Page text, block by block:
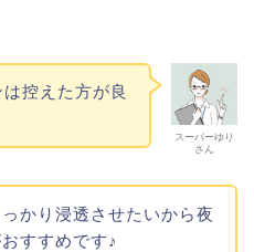
スーパーゆり
さん
控えた方が良
かり浸透させたいから夜
すすめです♪